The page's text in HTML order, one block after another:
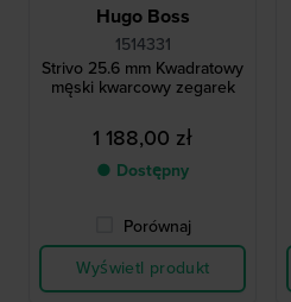
Hugo Boss
1514331
Strivo 25.6 mm Kwadratowy
męski kwarcowy zegarek
1 188,00 zł
● Dostępny
Porównaj
Wyświetl produkt